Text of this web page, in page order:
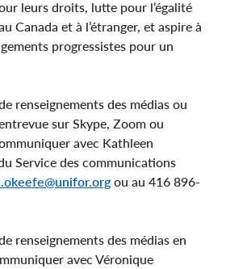
leurs droits, lutte pour l’égalité
Canada et à l’étranger, et aspire à
progressistes pour un
renseignements des médias ou
sur Skype, Zoom ou
avec Kathleen
Service des communications
ou au 416 896-
renseignements des médias en
avec Véronique